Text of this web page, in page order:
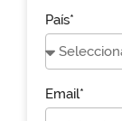
País*
Email*